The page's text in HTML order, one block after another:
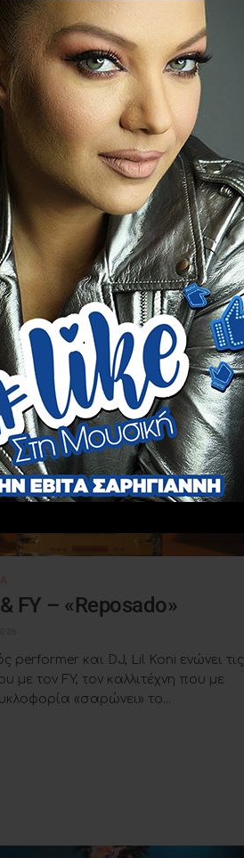
μιας ολόκληρης
νέο ήχο:
Vibes» από τον Μιχάλη
παρουσιάζει το νέο του
Vibes», μία ξεχωριστή
13 αγαπημένα τραγούδια της
που επιστρέφουν μέσα
reworks....
FY – «Reposado»
performer και DJ, Lil Koni ενώνει τις
με τον FY, τον καλλιτέχνη που με
«σαρώνει» το...